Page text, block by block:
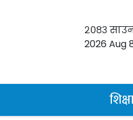
२०८३
2026 Aug